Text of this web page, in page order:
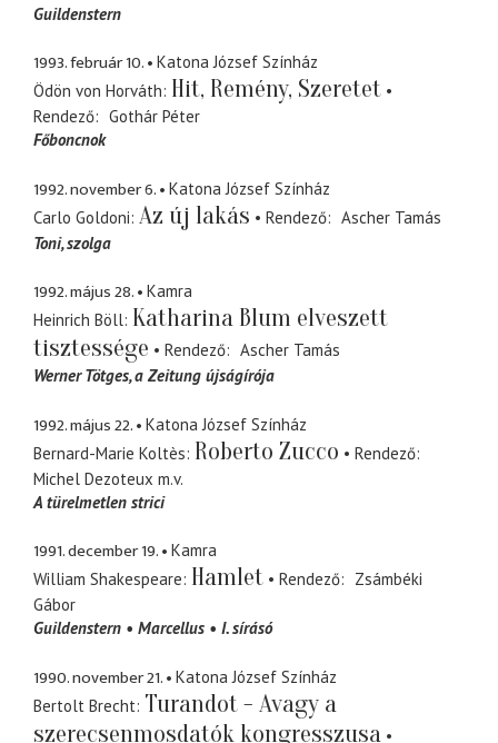
Guildenstern
1993. február 10.
Katona József Színház
Ödön von Horváth Hit, Remény, Szeretet
Rendező
Gothár Péter
Főboncnok
1992. november 6.
Katona József Színház
Carlo Goldoni Az új lakás Rendező
Ascher Tamás
Toni szolga
1992. május 28.
Kamra
Heinrich Böll Katharina Blum elveszett
tisztessége
Rendező
Ascher Tamás
Werner Tötges a Zeitung újságírója
1992. május 22.
Katona József Színház
Bernard-Marie Koltès Roberto Zucco
Rendező
Michel Dezoteux m.v.
A türelmetlen strici
1991. december 19.
Kamra
William Shakespeare Hamlet Rendező
Zsámbéki
Gábor
Guildenstern
Marcellus I. sírásó
1990. november 21.
Katona József Színház
Bertolt Brecht Turandot - Avagy a
szerecsenmosdatók kongresszusa